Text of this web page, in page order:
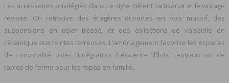
Les accessoires privilégiés dans ce style mêlent l’artisanat et le vintage
revisité. On retrouve des étagères ouvertes en bois massif, des
suspensions en osier tressé, et des collections de vaisselle en
céramique aux teintes terreuses. L’aménagement favorise les espaces
de convivialité, avec l’intégration fréquente d’îlots centraux ou de
tables de ferme pour les repas en famille.